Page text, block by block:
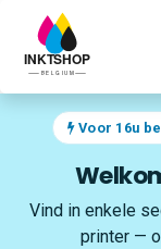
Overslaan naar
Voor 16u
Vind in enkele
printer —